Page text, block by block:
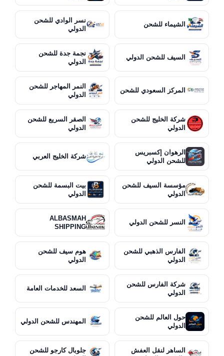
الشيماء للشحن
نسر الوادي للشحن
الدولي
السيف للشحن الدولي
نجمة جدة للشحن
الدولي
المركز السعودي للشحن
النمر المهاجر للشحن
الدولي
شركة الخليج للشحن
الدولي
الصقر السريع للشحن
الدولي
الرهوان إكسبريس
للشحن الدولي
شركة الخليج العربي
مؤسسة السيف للشحن
الدولي
بيت البسمة للشحن
الدولي
النسر للشحن الدولي
ALBASMAH
SHIPPING
الفارس الذهبي للشحن
الدولي
هوم سيف للشحن
الدولي
شركة الفارس للشحن
الدولي
السعد للخدمات العامة
حول العالم للشحن
الدولي
المهندس للشحن الدولي
الساهر لنقل العفش
جلوبال كارجو للشحن